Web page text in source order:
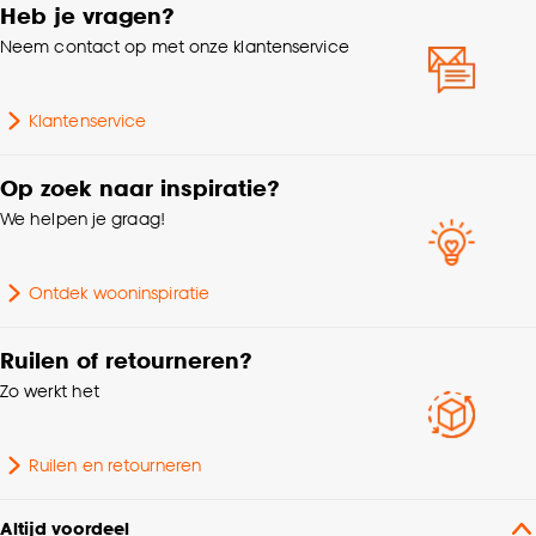
kwaliteitseisen voor kinderen. Let er bij het monteren op dat
de ketting minimaal 150cm boven de grond moet hangen
Mate verduisterend 100% Verduisterend
Garantietermijn
Bediening
Montage
Standaard/recht raam,
Draaikiepraam, Kunststof
Heb je vragen?
Neem contact op met onze klantenservice
Klantenservice
Op zoek naar inspiratie?
We helpen je graag!
Ontdek wooninspiratie
Ruilen of retourneren?
Zo werkt het
Ruilen en retourneren
Altijd voordeel